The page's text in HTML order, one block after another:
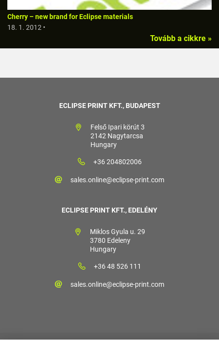
Cherry – new brand for Eclipse materials
18. 1. 2012 •
Tovább a cikkre »
ECLIPSE PRINT KFT., BUDAPEST
Felső Ipari körút 3
2142 Nagytarcsa
Hungary
+36 204802006
sales.online@eclipse-print.com
ECLIPSE PRINT KFT., EDELÉNY
Miklos Gyula u. 29
3780 Edeleny
Hungary
+36 48 526 111
sales.online@eclipse-print.com